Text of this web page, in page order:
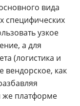
вида
специфических
узкое
а для
(логистика и
вендорское, как
же платформе